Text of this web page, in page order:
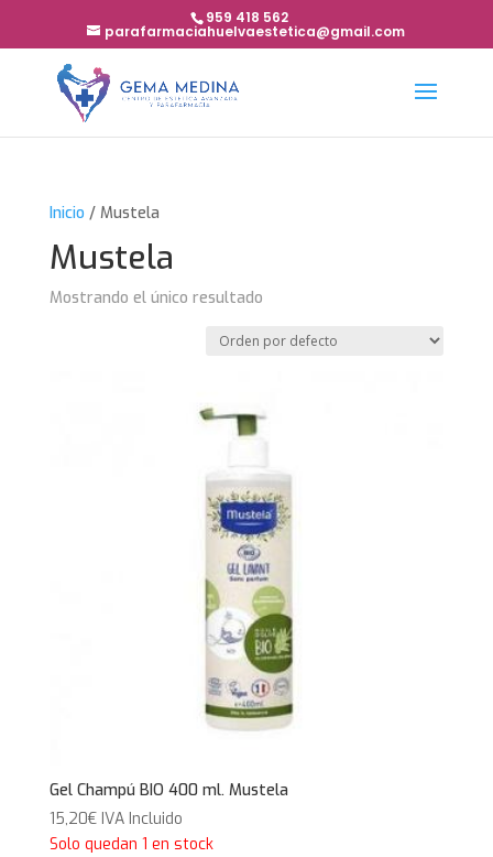
959 418 562
parafarmaciahuelvaestetica@gmail.com
Inicio / Mustela
Mustela
Mostrando el único resultado
Gel Champú BIO 400 ml. Mustela
15,20€ IVA Incluido
Solo quedan 1 en stock